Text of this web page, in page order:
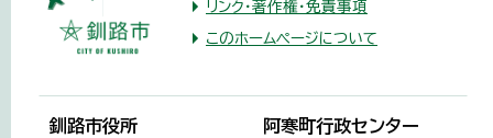
リンク・著作権・免責事項
このホームページについて
釧路市役所 阿寒町行政センター